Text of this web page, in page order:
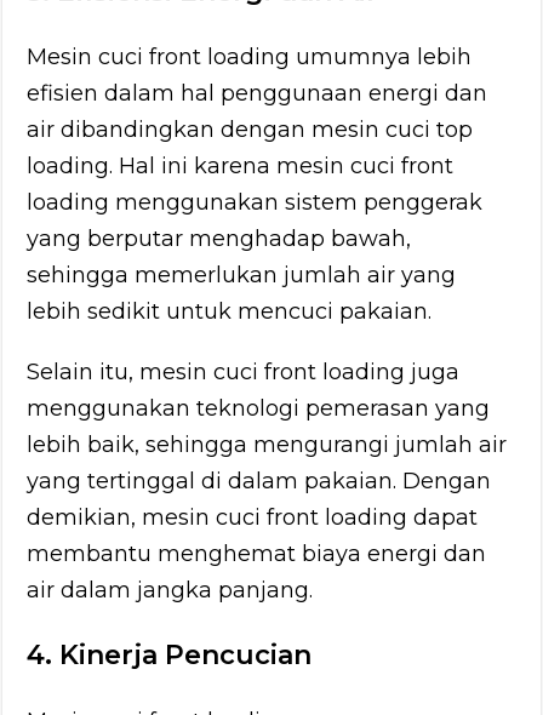
Mesin cuci front loading umumnya lebih
efisien dalam hal penggunaan energi dan
air dibandingkan dengan mesin cuci top
loading. Hal ini karena mesin cuci front
loading menggunakan sistem penggerak
yang berputar menghadap bawah,
sehingga memerlukan jumlah air yang
lebih sedikit untuk mencuci pakaian.
Selain itu, mesin cuci front loading juga
menggunakan teknologi pemerasan yang
lebih baik, sehingga mengurangi jumlah air
yang tertinggal di dalam pakaian. Dengan
demikian, mesin cuci front loading dapat
membantu menghemat biaya energi dan
air dalam jangka panjang.
4. Kinerja Pencucian